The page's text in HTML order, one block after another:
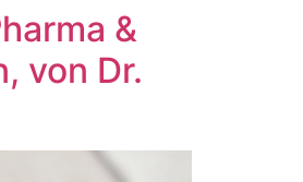
&
von Dr.